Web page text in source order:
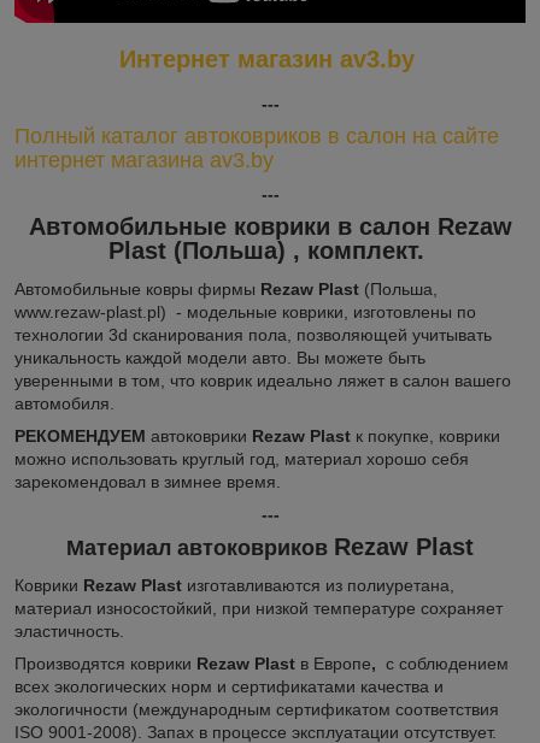
Интернет магазин av3.by
---
Полный каталог автоковриков в салон на сайте
интернет магазина av3.by
---
Автомобильные коврики в салон Rezaw
Plast (Польша) , комплект.
Автомобильные ковры фирмы Rezaw Plast (Польша,
www.rezaw-plast.pl) - модельные коврики, изготовлены по
технологии 3d сканирования пола, позволяющей учитывать
уникальность каждой модели авто. Вы можете быть
уверенными в том, что коврик идеально ляжет в салон вашего
автомобиля.
РЕКОМЕНДУЕМ автоковрики Rezaw Plast к покупке, коврики
можно использовать круглый год, материал хорошо себя
зарекомендовал в зимнее время.
---
Материал автоковриков Rezaw Plast
Коврики Rezaw Plast изготавливаются из полиуретана,
материал износостойкий, при низкой температуре сохраняет
эластичность.
Производятся коврики Rezaw Plast в Европе, с соблюдением
всех экологических норм и сертификатами качества и
экологичности (международным сертификатом соответствия
ISO 9001-2008). Запах в процессе эксплуатации отсутствует.